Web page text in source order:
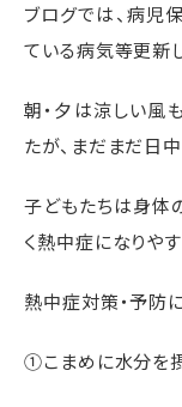
ブログでは、病児
ている病気等更新
朝・夕は涼しい風
たが、まだまだ日
子どもたちは身体
く熱中症になりや
熱中症対策・予防
①こまめに水分を